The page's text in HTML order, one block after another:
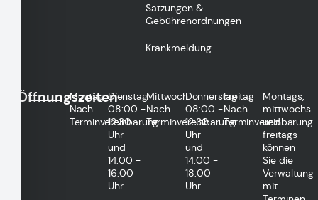
Satzungen &
Gebührenordnungen
Krankmeldung
Öffnungszeiten
Montag
Nach
Terminvereinbarung
Dienstag
08:00 -
12:30
Uhr
und
14:00 -
16:00
Uhr
Mittwoch
Nach
Terminvereinbarung
Donnerstag
08:00 -
12:30
Uhr
und
14:00 -
18:00
Uhr
Freitag
Nach
Terminvereinbarung
Montags,
mittwochs
und
freitags
können
Sie die
Verwaltung
mit